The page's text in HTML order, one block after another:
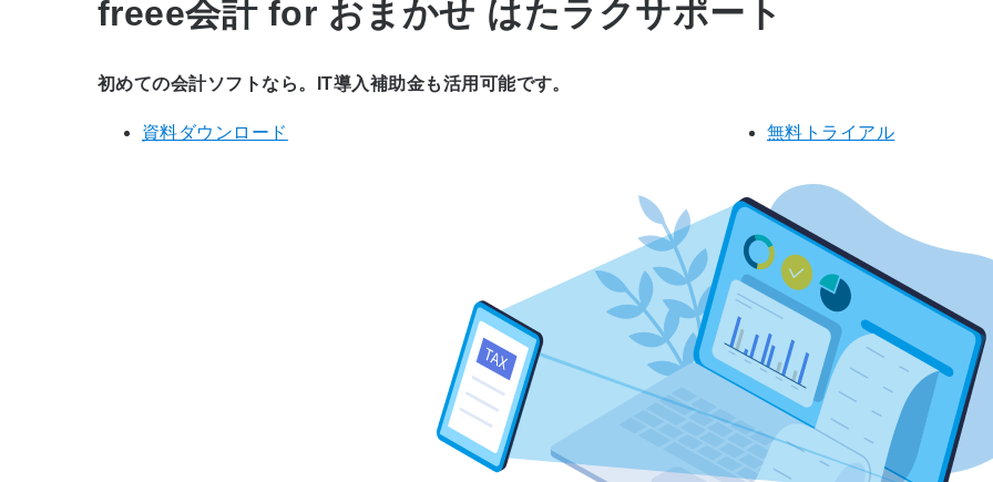
freee会計 for おまかせ はたラクサポート
初めての会計ソフトなら。IT導入補助金も活用可能です。
資料ダウンロード 無料トライアル